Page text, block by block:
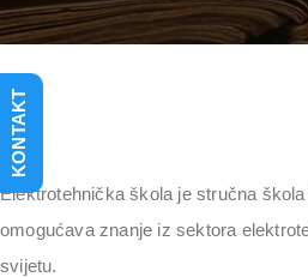
Elektrotehnička škola je stručna
omogućava znanje iz sektora
svijetu.
KONTAKT